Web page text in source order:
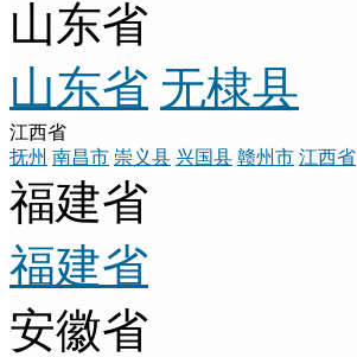
山东省
山东省 无棣县
江西省
抚州 南昌市 崇义县 兴国县 赣州市 江西省
福建省
福建省
安徽省